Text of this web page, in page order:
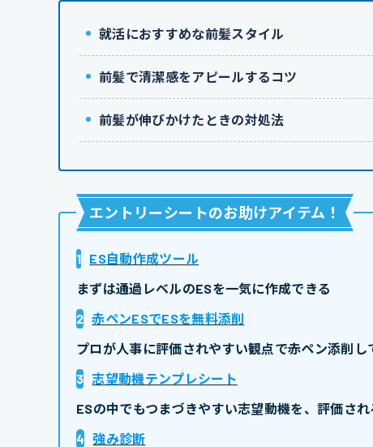
就活におすすめな前髪スタイル
前髪で清潔感をアピールするコツ
前髪が伸びかけたときの対処法
エントリーシートのお助けアイテム ！
1 ES自動作成ツール
まずは通過レベルのESを一気に作成できる
2 赤ペンESでESを無料添削
プロが人事に評価されやすい観点で赤ペン添削し
3 志望動機テンプレシート
ESの中でもつまづきやすい志望動機を、評価さ
4 強み診断